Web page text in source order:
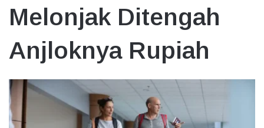
Melonjak Ditengah
Anjloknya Rupiah